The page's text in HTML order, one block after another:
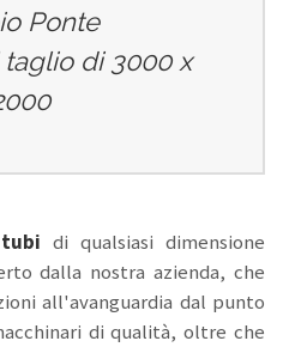
Ponte
di 3000 x
di qualsiasi dimensione
dalla nostra azienda, che
all'avanguardia dal punto
di qualità, oltre che